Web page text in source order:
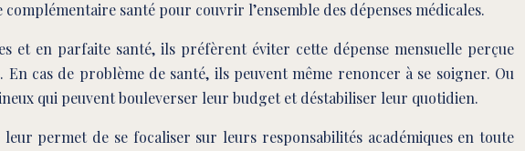
santé pour couvrir l’ensemble des dépenses médicales.
et en parfaite santé, ils préfèrent éviter cette dépense mensuelle perçue
cas de problème de santé, ils peuvent même renoncer à se soigner. Ou
qui peuvent bouleverser leur budget et déstabiliser leur quotidien.
permet de se focaliser sur leurs responsabilités académiques en toute